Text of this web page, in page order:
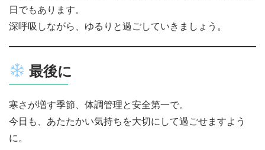
日でもあります。
深呼吸しながら、ゆるりと過ごしていきましょう。
最後に
寒さが増す季節、体調管理と安全第一で。
今日も、あたたかい気持ちを大切にして過ごせますよう
に。